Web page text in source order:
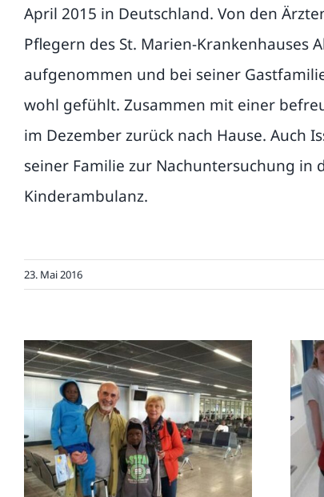
April 2015 in Deutschland. Von den
Pflegern des St. Marien-Krankenhauses
aufgenommen und bei seiner
wohl gefühlt. Zusammen mit einer
im Dezember zurück nach Hause. Auch
seiner Familie zur Nachuntersuchung in
Kinderambulanz.
23. Mai 2016
Moumouni fliegt
zurück nach Hause